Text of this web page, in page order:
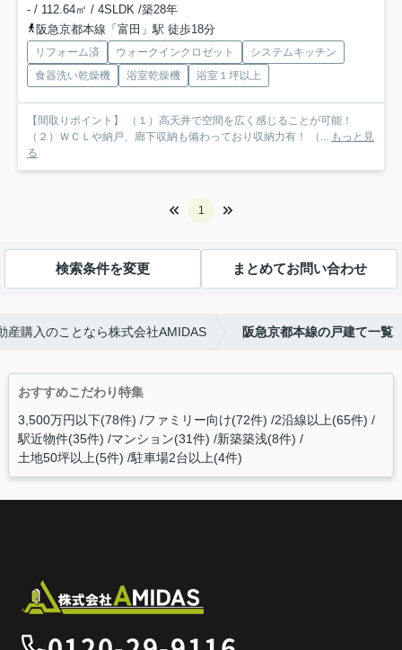
- / 112.64㎡ / 4SLDK /築28年
阪急京都本線「富田」駅 徒歩18分
リフォーム済 ウォークインクロゼット
システムキッチン
食器洗い乾燥機
浴室乾燥機 浴室１坪以上
【間取りポイント】 （１）高天井で空間を広く感じることが可能！
（２）ＷＣＬや納戸、廊下収納も備わっており収納力有！ （... もっと見
る
1
検索条件を変更 まとめてお問い合わせ
産購入のことなら株式会社AMIDAS 阪急京都本線の戸建て一覧
おすすめこだわり特集
3,500万円以下(78件) ファミリー向け(72件) 2沿線以上(65件)
駅近物件(35件) マンション(31件) 新築築浅(8件)
土地50坪以上(5件) 駐車場2台以上(4件)